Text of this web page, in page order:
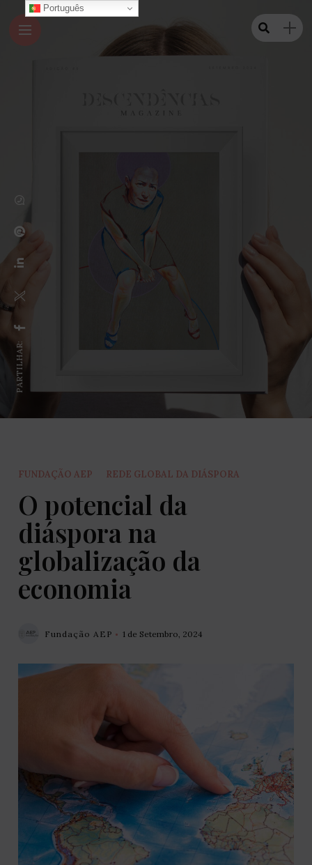
PARTILHAR:
FUNDAÇÃO AEP REDE GLOBAL DA DIÁSPORA
O potencial da
diáspora na
globalização da
economia
Fundação AEP 1 de Setembro, 2024
Português